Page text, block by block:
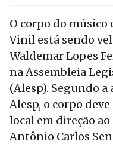
O corpo do
Vinil está sendo
Waldemar Lopes
na Assembleia
(Alesp). Segundo a
Alesp, o corpo
local em direção
Antônio Carlos